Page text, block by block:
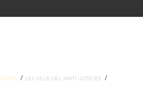
/ LES VEUS DEL MATÍ NOTÍCIES /